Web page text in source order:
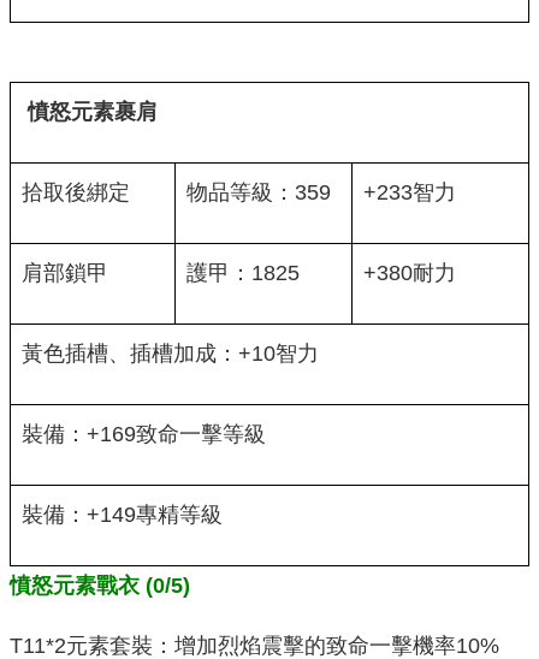
憤怒元素裹肩
拾取後綁定 物品等級：359 +233智力
肩部鎖甲 護甲：1825 +380耐力
黃色插槽、插槽加成：+10智力
裝備：+169致命一擊等級
裝備：+149專精等級
憤怒元素戰衣 (0/5)
T11*2元素套裝：增加烈焰震擊的致命一擊機率10%